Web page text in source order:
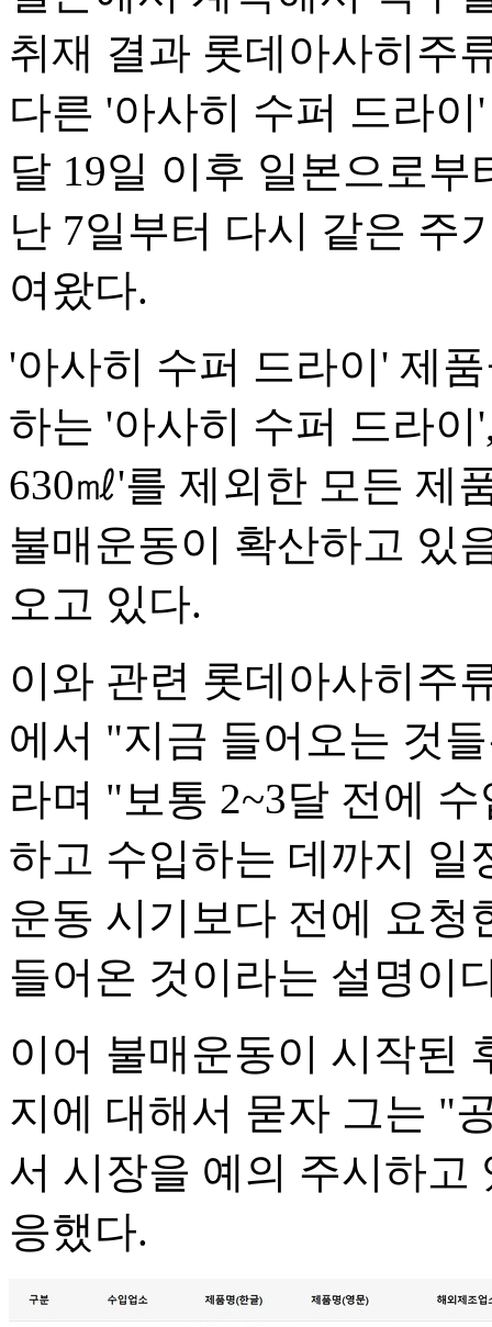
취재 결과 롯데아사히주
다른 '아사히 수퍼 드라
달 19일 이후 일본으로
난 7일부터 다시 같은 주
여왔다.
'아사히 수퍼 드라이' 제
하는 '아사히 수퍼 드라
630㎖'를 제외한 모든 제
불매운동이 확산하고 있
오고 있다.
이와 관련 롯데아사히주
에서 "지금 들어오는 것
라며 "보통 2~3달 전에
하고 수입하는 데까지 일
운동 시기보다 전에 요청
들어온 것이라는 설명이
이어 불매운동이 시작된
지에 대해서 묻자 그는 "
서 시장을 예의 주시하고
응했다.